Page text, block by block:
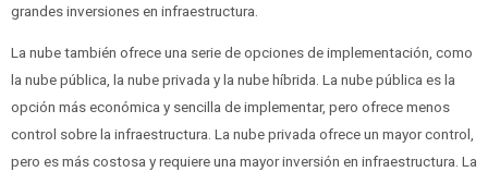
grandes inversiones en infraestructura.
La nube también ofrece una serie de opciones de implementación, como
la nube pública, la nube privada y la nube híbrida. La nube pública es la
opción más económica y sencilla de implementar, pero ofrece menos
control sobre la infraestructura. La nube privada ofrece un mayor control,
pero es más costosa y requiere una mayor inversión en infraestructura. La